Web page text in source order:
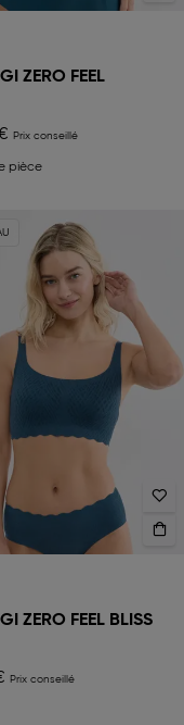
ZERO FEEL
pièce
ZERO FEEL BLISS